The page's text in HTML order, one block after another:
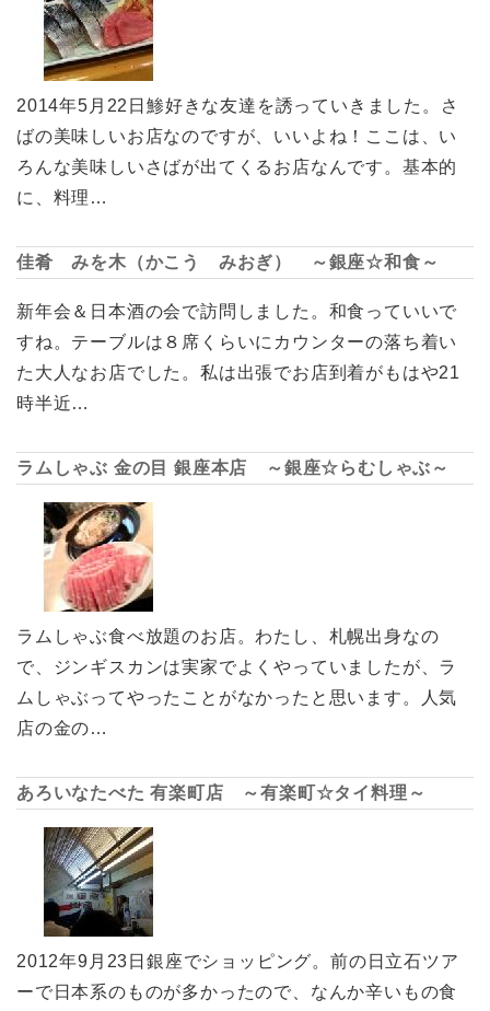
2014年5月22日鯵好きな友達を誘っていきました。さ
ばの美味しいお店なのですが、いいよね！ここは、い
ろんな美味しいさばが出てくるお店なんです。基本的
に、料理…
佳肴 みを木（かこう みおぎ） ～銀座☆和食～
新年会＆日本酒の会で訪問しました。和食っていいで
すね。テーブルは８席くらいにカウンターの落ち着い
た大人なお店でした。私は出張でお店到着がもはや21
時半近…
ラムしゃぶ 金の目 銀座本店 ～銀座☆らむしゃぶ～
ラムしゃぶ食べ放題のお店。わたし、札幌出身なの
で、ジンギスカンは実家でよくやっていましたが、ラ
ムしゃぶってやったことがなかったと思います。人気
店の金の…
あろいなたべた 有楽町店 ～有楽町☆タイ料理～
2012年9月23日銀座でショッピング。前の日立石ツア
ーで日本系のものが多かったので、なんか辛いもの食